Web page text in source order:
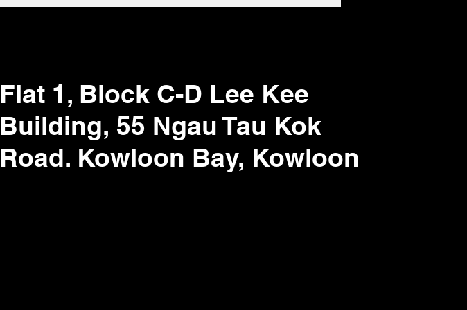
Flat 1, Block C-D Lee Kee
Building, 55 Ngau Tau Kok
Road. Kowloon Bay, Kowloon